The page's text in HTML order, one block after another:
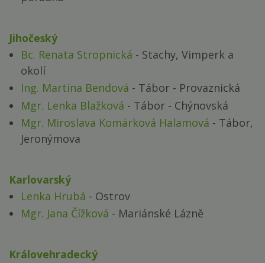
Jihočeský
Bc. Renata Stropnická - Stachy, Vimperk a
okolí
Ing. Martina Bendová - Tábor - Provaznická
Mgr. Lenka Blažková - Tábor - Chýnovská
Mgr. Miroslava Komárková Halamová - Tábor,
Jeronýmova
Karlovarský
Lenka Hrubá - Ostrov
Mgr. Jana Čížková - Mariánské Lázně
Královehradecký